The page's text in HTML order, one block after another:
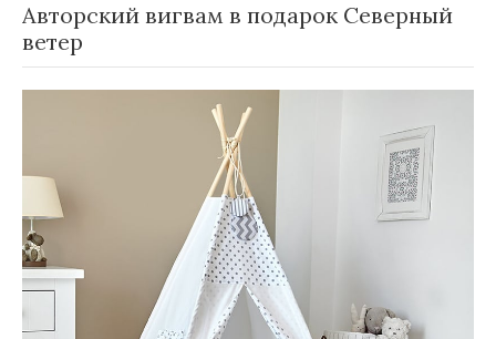
Авторский вигвам в подарок Северный
ветер